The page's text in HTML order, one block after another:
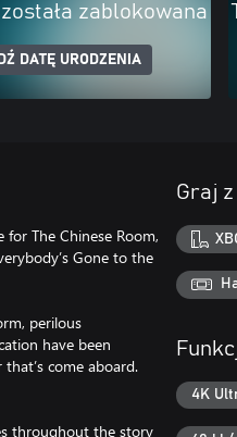
zablokowana
DATĘ URODZENIA
The Chinese Room,
Gone to the
perilous
have been
come aboard.
throughout the story
Graj z
4K